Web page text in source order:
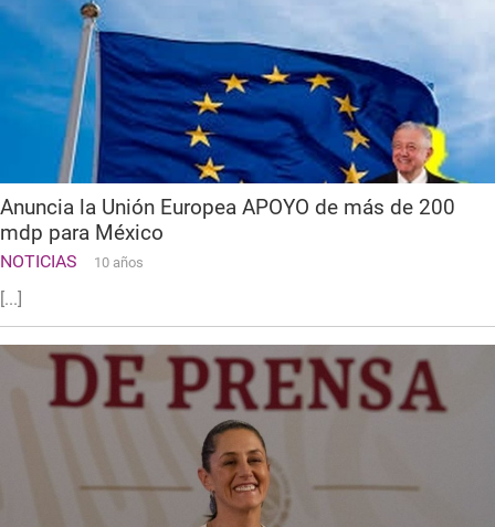
Anuncia la Unión Europea APOYO de más de 200
mdp para México
NOTICIAS 10 años
[...]